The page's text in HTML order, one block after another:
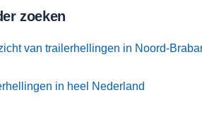
zoeken
van trailerhellingen in Noord-
in heel Nederland